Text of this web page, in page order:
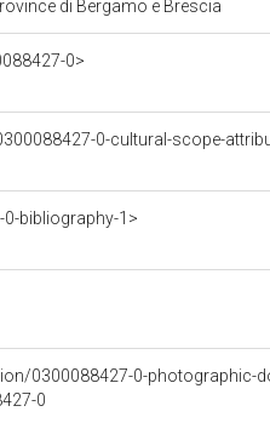
di Bergamo e Brescia
0>
0-cultural-scope-
bibliography-1>
0300088427-0-photographic-
0